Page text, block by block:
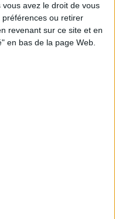
avez le droit de vous
préférences ou retirer
revenant sur ce site et en
en bas de la page Web.